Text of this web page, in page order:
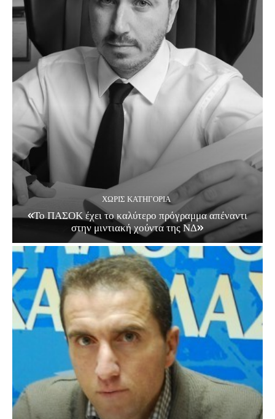
ΧΩΡΊΣ ΚΑΤΗΓΟΡΊΑ
«Το ΠΑΣΟΚ έχει το καλύτερο πρόγραμμα απέναντι
στην μιντιακή χούντα της ΝΔ»